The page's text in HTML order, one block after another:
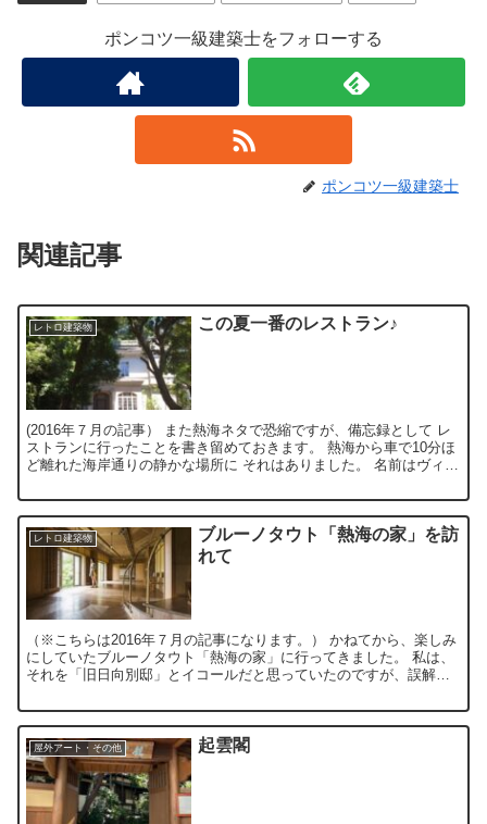
ポンコツ一級建築士をフォローする
ポンコツ一級建築士
関連記事
レトロ建築物 この夏一番のレストラン♪
(2016年７月の記事） また熱海ネタで恐縮ですが、備忘録として レ
ストランに行ったことを書き留めておきます。 熱海から車で10分ほ
ど離れた海岸通りの静かな場所に それはありました。 名前はヴィ
レトロ建築物
ブルーノタウト「熱海の家」を訪
れて
（※こちらは2016年７月の記事になります。） かねてから、楽しみ
にしていたブルーノタウト「熱海の家」に行ってきました。 私は、
それを「旧日向別邸」とイコールだと思っていたのですが、誤解で
屋外アート・その他 起雲閣